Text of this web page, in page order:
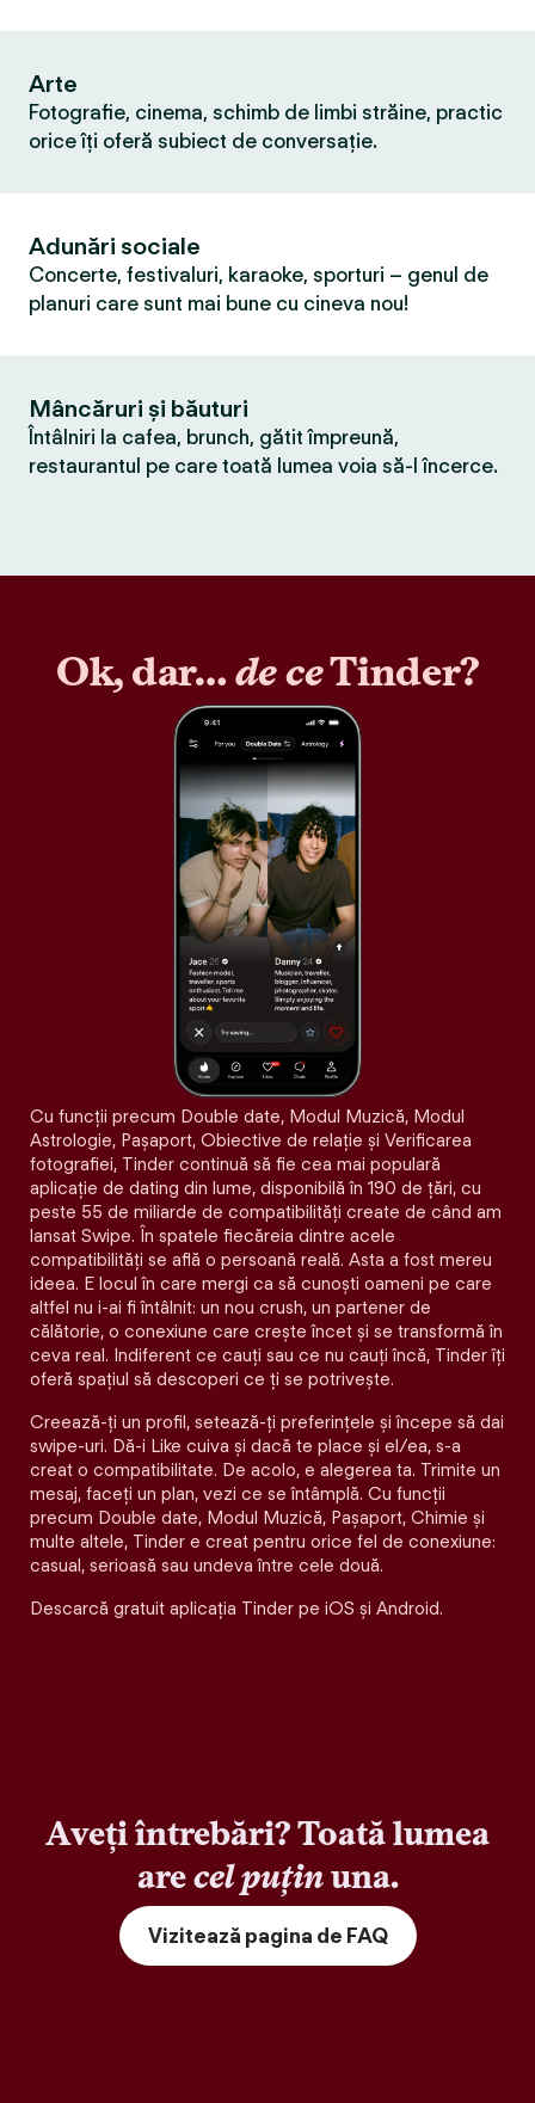
Arte
Fotografie, cinema, schimb de limbi străine, practic
orice îți oferă subiect de conversație.
Adunări sociale
Concerte, festivaluri, karaoke, sporturi – genul de
planuri care sunt mai bune cu cineva nou!
Mâncăruri și băuturi
Întâlniri la cafea, brunch, gătit împreună,
restaurantul pe care toată lumea voia să-l încerce.
Ok, dar…de ceTinder?
Cu funcții precum Double date, Modul Muzică, Modul
Astrologie, Pașaport, Obiective de relație și Verificarea
fotografiei, Tinder continuă să fie cea mai populară
aplicație de dating din lume, disponibilă în 190 de țări, cu
peste 55 de miliarde de compatibilități create de când am
lansat Swipe. În spatele fiecăreia dintre acele
compatibilităţi se află o persoană reală. Asta a fost mereu
ideea. E locul în care mergi ca să cunoști oameni pe care
altfel nu i-ai fi întâlnit: un nou crush, un partener de
călătorie, o conexiune care crește încet și se transformă în
ceva real. Indiferent ce cauți sau ce nu cauți încă, Tinder îți
oferă spațiul să descoperi ce ți se potrivește.
Creează-ți un profil, setează-ți preferințele și începe să dai
swipe-uri. Dă-i Like cuiva și dacă te place și el/ea, s-a
creat o compatibilitate. De acolo, e alegerea ta. Trimite un
mesaj, faceți un plan, vezi ce se întâmplă. Cu funcții
precum Double date, Modul Muzică, Pașaport, Chimie și
multe altele, Tinder e creat pentru orice fel de conexiune:
casual, serioasă sau undeva între cele două.
Descarcă gratuit aplicația Tinder pe iOS și Android.
Aveți întrebări? Toată lumea
arecel puținuna.
Vizitează pagina de FAQ